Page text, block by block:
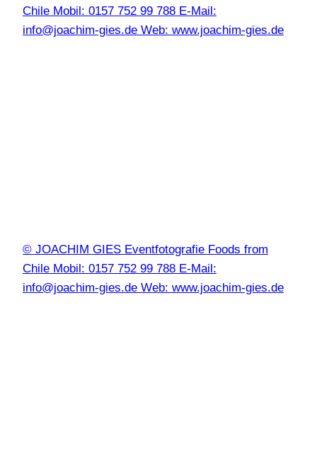
Chile Mobil: 0157 752 99 788 E-Mail:
info@joachim-gies.de Web: www.joachim-gies.de
© JOACHIM GIES Eventfotografie Foods from
Chile Mobil: 0157 752 99 788 E-Mail:
info@joachim-gies.de Web: www.joachim-gies.de